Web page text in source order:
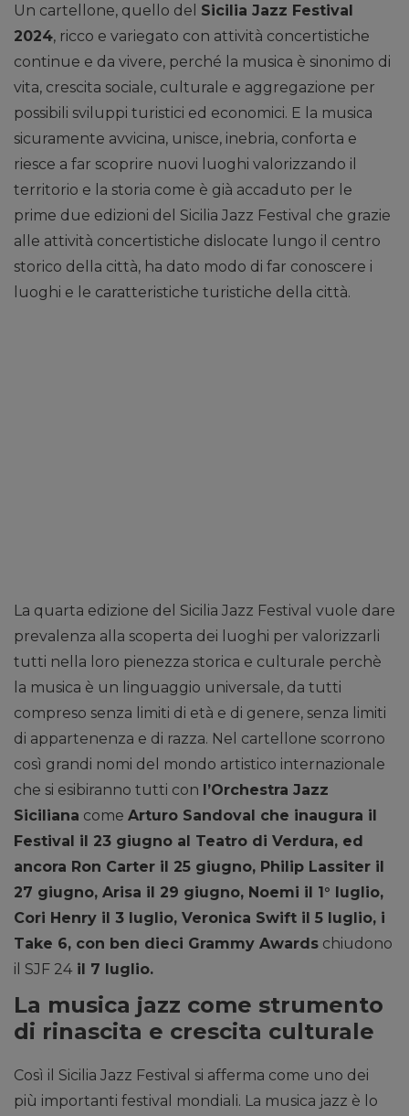
Un cartellone, quello del Sicilia Jazz Festival
2024, ricco e variegato con attività concertistiche
continue e da vivere, perché la musica è sinonimo di
vita, crescita sociale, culturale e aggregazione per
possibili sviluppi turistici ed economici. E la musica
sicuramente avvicina, unisce, inebria, conforta e
riesce a far scoprire nuovi luoghi valorizzando il
territorio e la storia come è già accaduto per le
prime due edizioni del Sicilia Jazz Festival che grazie
alle attività concertistiche dislocate lungo il centro
storico della città, ha dato modo di far conoscere i
luoghi e le caratteristiche turistiche della città.
La quarta edizione del Sicilia Jazz Festival vuole dare
prevalenza alla scoperta dei luoghi per valorizzarli
tutti nella loro pienezza storica e culturale perchè
la musica è un linguaggio universale, da tutti
compreso senza limiti di età e di genere, senza limiti
di appartenenza e di razza. Nel cartellone scorrono
così grandi nomi del mondo artistico internazionale
che si esibiranno tutti con l’Orchestra Jazz
Siciliana come Arturo Sandoval che inaugura il
Festival il 23 giugno al Teatro di Verdura, ed
ancora Ron Carter il 25 giugno, Philip Lassiter il
27 giugno, Arisa il 29 giugno, Noemi il 1° luglio,
Cori Henry il 3 luglio, Veronica Swift il 5 luglio, i
Take 6, con ben dieci Grammy Awards chiudono
il SJF 24 il 7 luglio.
La musica jazz come strumento
di rinascita e crescita culturale
Così il Sicilia Jazz Festival si afferma come uno dei
più importanti festival mondiali. La musica jazz è lo